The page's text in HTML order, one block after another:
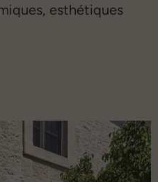
esthétiques